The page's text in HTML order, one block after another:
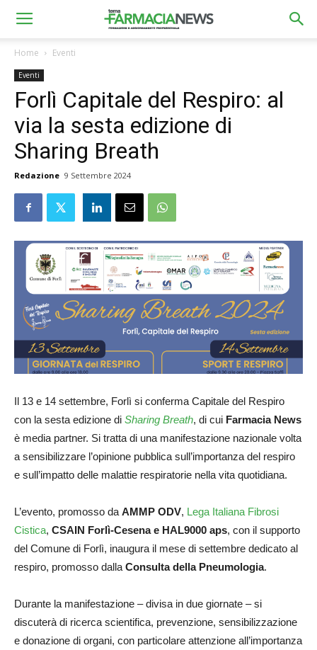
Home Eventi
Eventi
Forlì Capitale del Respiro: al
via la sesta edizione di
Sharing Breath
Redazione 9 Settembre 2024
Il 13 e 14 settembre, Forlì si conferma Capitale del Respiro
con la sesta edizione di Sharing Breath, di cui Farmacia News
è media partner. Si tratta di una manifestazione nazionale volta
a sensibilizzare l’opinione pubblica sull’importanza del respiro
e sull’impatto delle malattie respiratorie nella vita quotidiana.
L’evento, promosso da AMMP ODV, Lega Italiana Fibrosi
Cistica, CSAIN Forlì-Cesena e HAL9000 aps, con il supporto
del Comune di Forlì, inaugura il mese di settembre dedicato al
respiro, promosso dalla Consulta della Pneumologia.
Durante la manifestazione – divisa in due giornate – si
discuterà di ricerca scientifica, prevenzione, sensibilizzazione
e donazione di organi, con particolare attenzione all’importanza